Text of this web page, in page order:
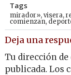
Tags
mirador»,visera,
comienzan,
Deja una
Tu dirección
publicada. Los